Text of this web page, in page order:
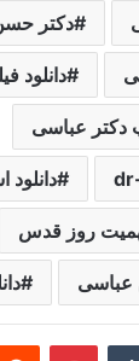
دکتر
دانلود
دکتر عباسی
روز قدس
عباسی
‫تامبلر